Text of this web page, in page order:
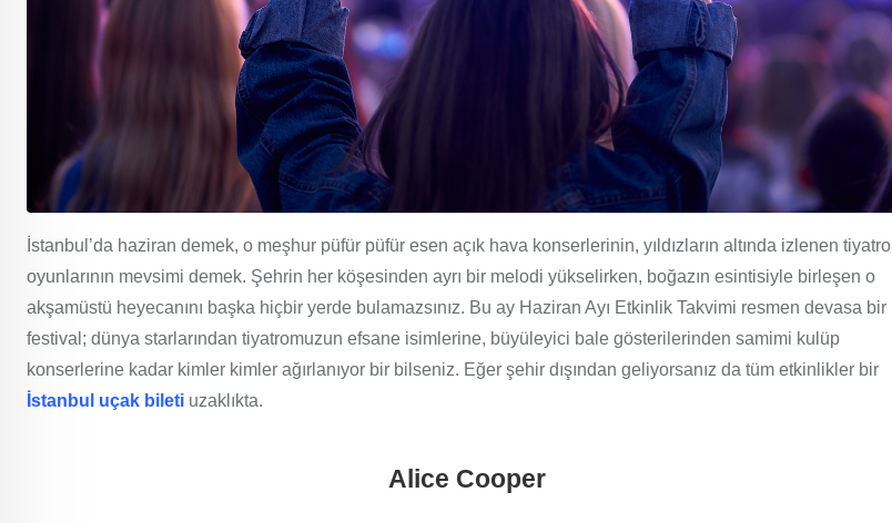
İstanbul’da haziran demek, o meşhur püfür püfür esen açık hava konserlerinin, yıldızların altında izlenen tiyatro
oyunlarının mevsimi demek. Şehrin her köşesinden ayrı bir melodi yükselirken, boğazın esintisiyle birleşen o
akşamüstü heyecanını başka hiçbir yerde bulamazsınız. Bu ay Haziran Ayı Etkinlik Takvimi resmen devasa bir
festival; dünya starlarından tiyatromuzun efsane isimlerine, büyüleyici bale gösterilerinden samimi kulüp
konserlerine kadar kimler kimler ağırlanıyor bir bilseniz. Eğer şehir dışından geliyorsanız da tüm etkinlikler bir
İstanbul uçak bileti uzaklıkta.
Alice Cooper